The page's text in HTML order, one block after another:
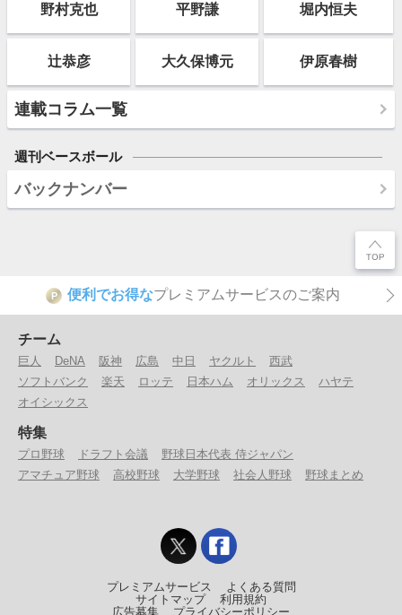
野村克也 平野謙 堀内恒夫
辻恭彦 大久保博元 伊原春樹
連載コラム一覧
週刊ベースボール
バックナンバー
P 便利でお得なプレミアムサービスのご案内
チーム
巨人 DeNA 阪神 広島 中日 ヤクルト
西武
ソフトバンク
楽天 ロッテ 日本ハム オリックス
ハヤテ
オイシックス
特集
プロ野球 ドラフト会議
野球日本代表 侍ジャパン
アマチュア野球
高校野球 大学野球 社会人野球 野球まとめ
プレミアムサービス
よくある質問
サイトマップ
利用規約
広告募集
プライバシーポリシー